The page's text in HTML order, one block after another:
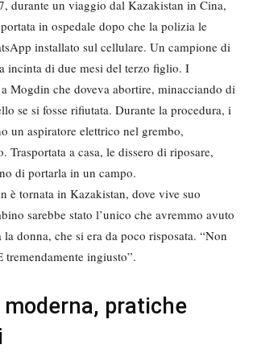
durante un viaggio dal Kazakistan in Cina,
in ospedale dopo che la polizia le
installato sul cellulare. Un campione di
incinta di due mesi del terzo figlio. I
Mogdin che doveva abortire, minacciando di
se si fosse rifiutata. Durante la procedura, i
un aspiratore elettrico nel grembo,
Trasportata a casa, le dissero di riposare,
di portarla in un campo.
è tornata in Kazakistan, dove vive suo
sarebbe stato l’unico che avremmo avuto
la donna, che si era da poco risposata. “Non
tremendamente ingiusto”.
pratiche